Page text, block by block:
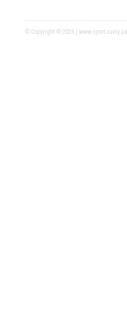
© Copyright © 2026 | www.sport.sumy.ua